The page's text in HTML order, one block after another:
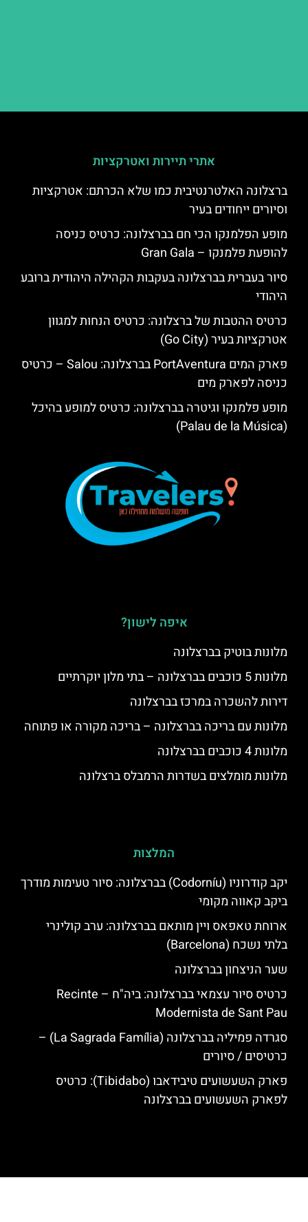
אתרי תיירות ואטרקציות
ברצלונה האלטרנטיבית כמו שלא הכרתם: אטרקציות
וסיורים ייחודים בעיר
מופע הפלמנקו הכי חם בברצלונה: כרטיס כניסה
להופעת פלמנקו – Gran Gala
סיור בעברית בברצלונה בעקבות הקהילה היהודית ברובע
היהודי
כרטיס ההטבות של ברצלונה: כרטיס הנחות למגוון
אטרקציות בעיר (Go City)
פארק המים PortAventura בברצלונה: Salou – כרטיס
כניסה לפארק מים
מופע פלמנקו וגיטרה בברצלונה: כרטיס למופע בהיכל
(Palau de la Música)
איפה לישון?
מלונות בוטיק בברצלונה
מלונות 5 כוכבים בברצלונה – בתי מלון יוקרתיים
דירות להשכרה במרכז בברצלונה
מלונות עם בריכה בברצלונה – בריכה מקורה או פתוחה
מלונות 4 כוכבים בברצלונה
מלונות מומלצים בשדרות הרמבלס ברצלונה
המלצות
יקב קודרוניו (Codorníu) בברצלונה: סיור טעימות מודרך
ביקב קאווה מקומי
ארוחת טאפאס ויין מותאם בברצלונה: ערב קולינרי
בלתי נשכח (Barcelona)
שער הניצחון בברצלונה
כרטיס סיור עצמאי בברצלונה: ביה"ח – Recinte
Modernista de Sant Pau
סגרדה פמיליה בברצלונה (La Sagrada Família) –
כרטיסים / סיורים
פארק השעשועים טיבידאבו (Tibidabo): כרטיס
לפארק השעשועים בברצלונה